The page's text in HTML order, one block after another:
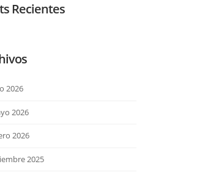
Recientes
2026
2026
2026
2025